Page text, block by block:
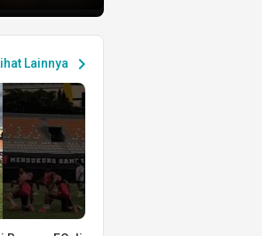
Lainnya chevron_right